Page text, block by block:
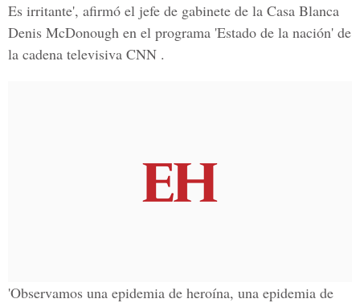
Es irritante', afirmó el jefe de gabinete de la Casa Blanca
Denis McDonough en el programa 'Estado de la nación' de
la cadena televisiva CNN .
'Observamos una epidemia de heroína, una epidemia de